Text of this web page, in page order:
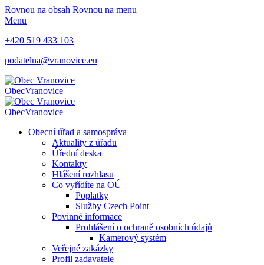
Rovnou na obsah Rovnou na menu
Menu
+420 519 433 103
podatelna@vranovice.eu
ObecVranovice
ObecVranovice
Obecní úřad a samospráva
Aktuality z úřadu
Úřední deska
Kontakty
Hlášení rozhlasu
Co vyřídíte na OÚ
Poplatky
Služby Czech Point
Povinné informace
Prohlášení o ochraně osobních údajů
Kamerový systém
Veřejné zakázky
Profil zadavatele